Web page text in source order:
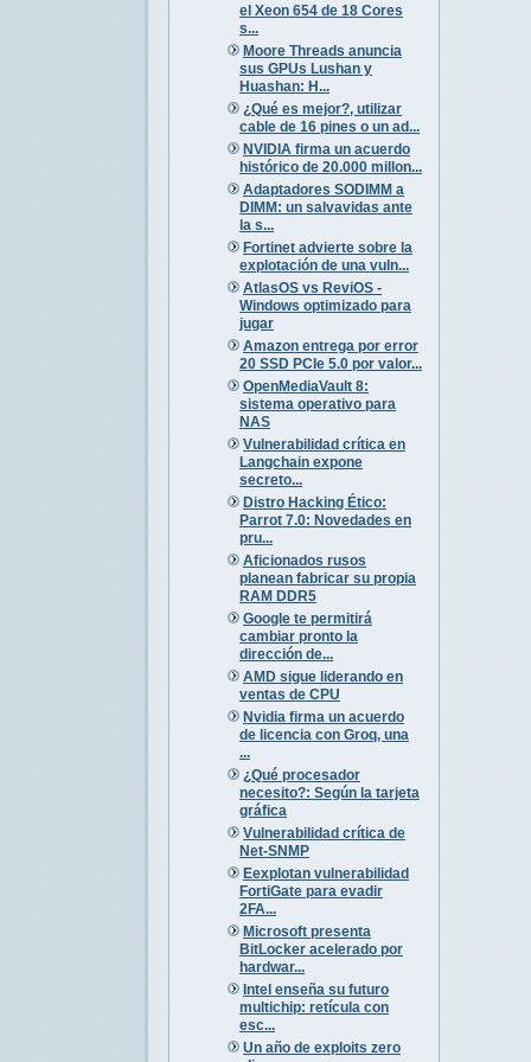
el Xeon 654 de 18 Cores
s...
Moore Threads anuncia
sus GPUs Lushan y
Huashan: H...
¿Qué es mejor?, utilizar
cable de 16 pines o un ad...
NVIDIA firma un acuerdo
histórico de 20.000 millon...
Adaptadores SODIMM a
DIMM: un salvavidas ante
la s...
Fortinet advierte sobre la
explotación de una vuln...
AtlasOS vs ReviOS -
Windows optimizado para
jugar
Amazon entrega por error
20 SSD PCIe 5.0 por valor...
OpenMediaVault 8:
sistema operativo para
NAS
Vulnerabilidad crítica en
Langchain expone
secreto...
Distro Hacking Ético:
Parrot 7.0: Novedades en
pru...
Aficionados rusos
planean fabricar su propia
RAM DDR5
Google te permitirá
cambiar pronto la
dirección de...
AMD sigue liderando en
ventas de CPU
Nvidia firma un acuerdo
de licencia con Groq, una
...
¿Qué procesador
necesito?: Según la tarjeta
gráfica
Vulnerabilidad crítica de
Net-SNMP
Eexplotan vulnerabilidad
FortiGate para evadir
2FA...
Microsoft presenta
BitLocker acelerado por
hardwar...
Intel enseña su futuro
multichip: retícula con
esc...
Un año de exploits zero